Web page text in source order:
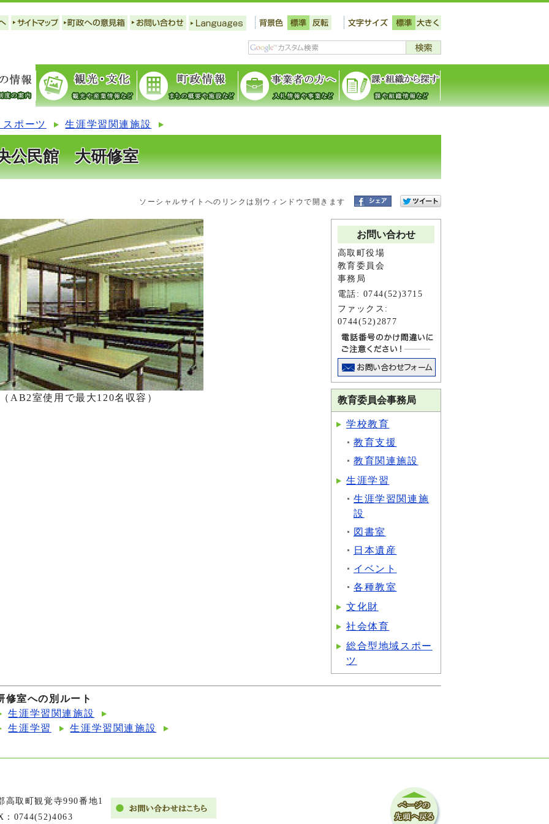
スポーツ 生涯学習関連施設
公民館 大研修室
ソーシャルサイトへのリンクは別ウィンドウで開きます
AB2室使用で最大120名収容）
お問い合わせ
高取町役場
教育委員会
事務局
電話: 0744(52)3715
ファックス:
0744(52)2877
教育委員会事務局
学校教育
教育支援
教育関連施設
生涯学習
生涯学習関連施
設
図書室
日本遺産
イベント
各種教室
文化財
社会体育
総合型地域スポー
ツ
室への別ルート
生涯学習関連施設
生涯学習
生涯学習関連施設
取町観覚寺990番地1
0744(52)4063